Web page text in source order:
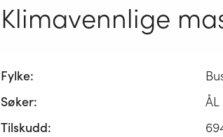
Klimavennlige
Fylke:
Søker:
Tilskudd: